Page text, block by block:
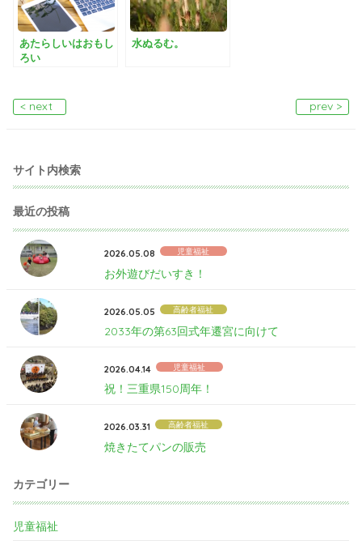
あたらしいはおもし
ろい
水ぬるむ。
< next prev >
サイト内検索
最近の投稿
2026.05.08 児童福祉
お外遊びだいすき！
2026.05.05 高齢者福祉
2033年の第63回式年遷宮に向けて
2026.04.14 児童福祉
祝！三重県150周年！
2026.03.31 高齢者福祉
焼きたてパンの販売
カテゴリー
児童福祉